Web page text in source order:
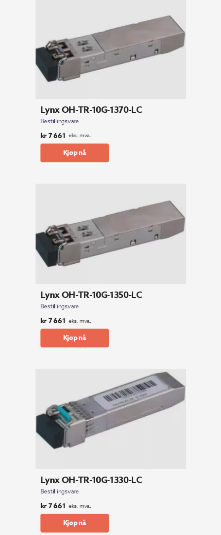
Lynx OH-TR-10G-1370-LC
Bestillingsvare
kr7 661 eks. mva.
Kjøp nå
Lynx OH-TR-10G-1350-LC
Bestillingsvare
kr7 661 eks. mva.
Kjøp nå
Lynx OH-TR-10G-1330-LC
Bestillingsvare
kr7 661 eks. mva.
Kjøp nå